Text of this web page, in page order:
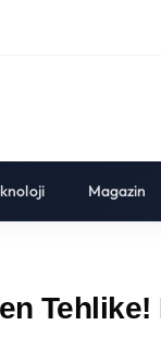
Magazin